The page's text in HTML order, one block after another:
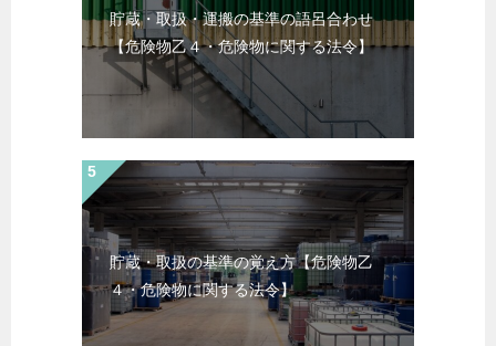
貯蔵・取扱・運搬の基準の語呂合わせ
【危険物乙４・危険物に関する法令】
貯蔵・取扱の基準の覚え方【危険物乙
４・危険物に関する法令】